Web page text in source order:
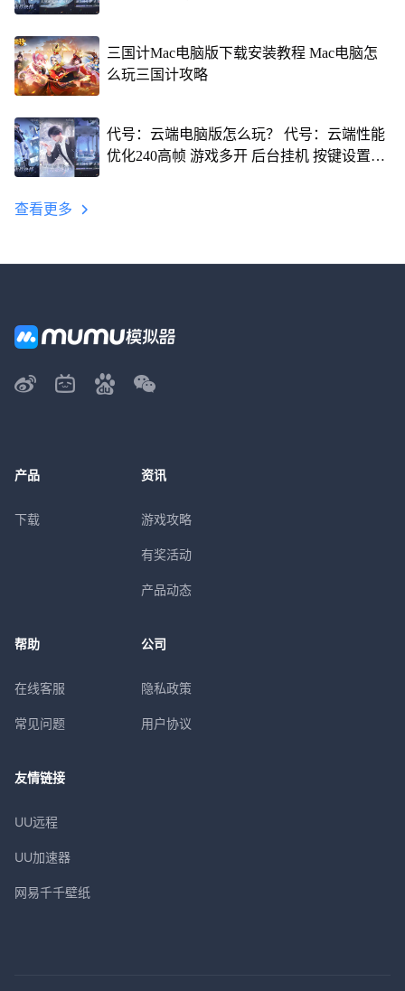
三国计Mac电脑版下载安装教程 Mac电脑怎
么玩三国计攻略
代号：云端电脑版怎么玩？ 代号：云端性能
优化240高帧 游戏多开 后台挂机 按键设置教
查看更多
产品
下载
资讯
游戏攻略
有奖活动
产品动态
帮助
在线客服
常见问题
公司
隐私政策
用户协议
友情链接
UU远程
UU加速器
网易千千壁纸